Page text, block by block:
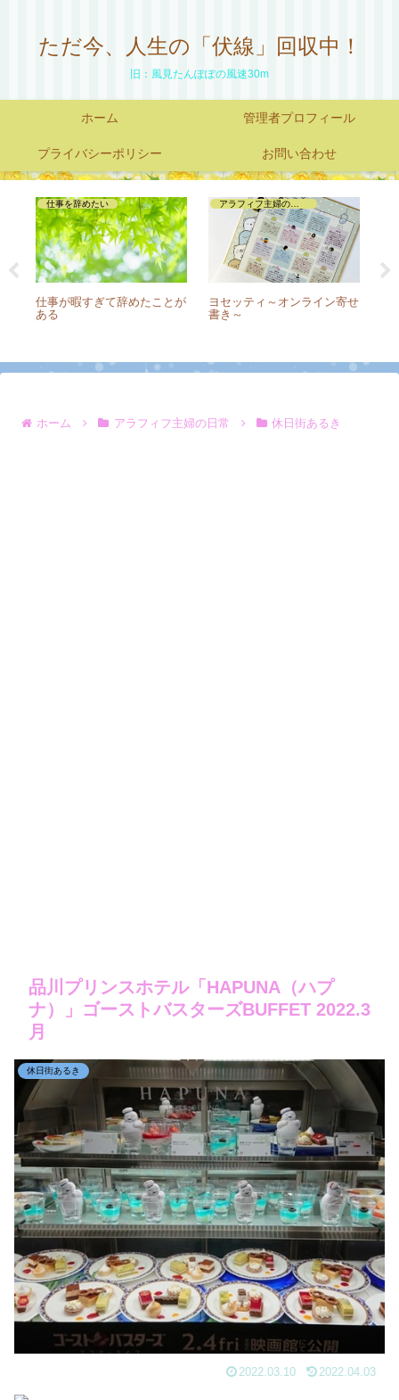
ただ今、人生の「伏線」回収中！
旧：風見たんぽぽの風速30m
ホーム 管理者プロフィール
プライバシーポリシー お問い合わせ
応募・面接・パソコンテスト
50代でも面接に呼んでもらえ
た理由は【結果は不採用】
メンタル編
メンタル編③派遣切られるの
は私だけですか？
ホーム アラフィフ主婦の日常 休日街あるき
品川プリンスホテル「HAPUNA（ハプ
ナ）」ゴーストバスターズBUFFET 2022.3
月
休日街あるき
2022.03.10 2022.04.03